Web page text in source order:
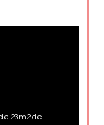
23m2 de